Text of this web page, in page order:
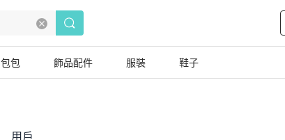
包包 飾品配件 服裝 鞋子
用戶